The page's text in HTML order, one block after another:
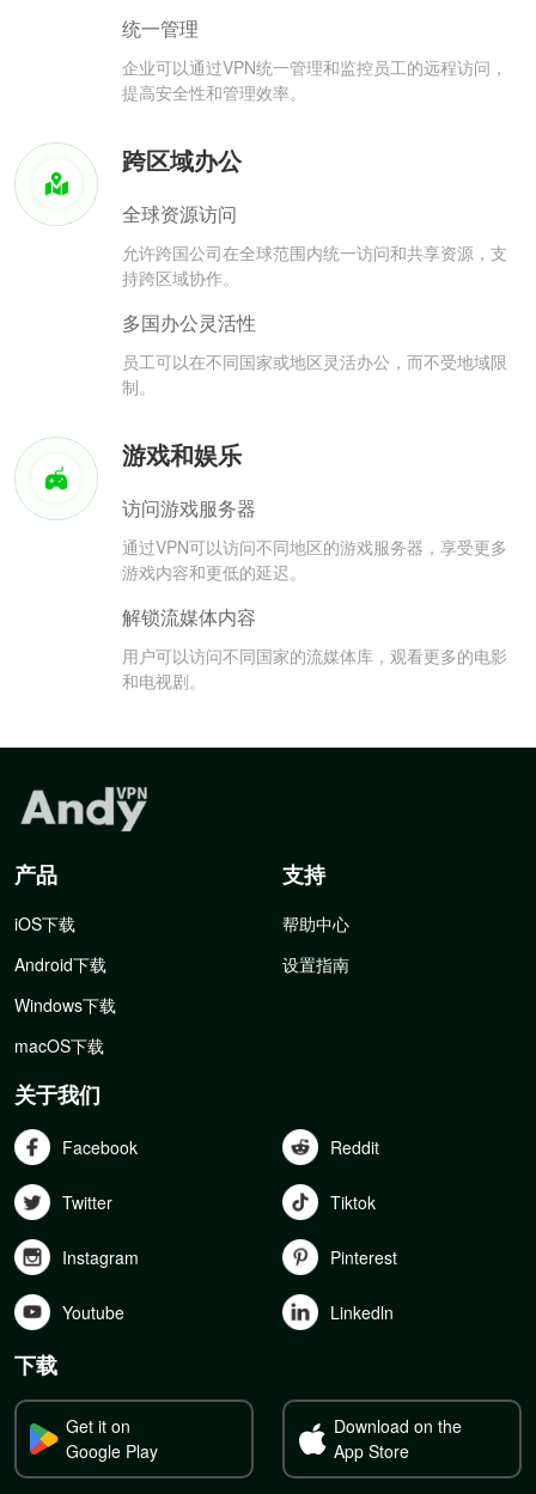
统一管理
企业可以通过VPN统一管理和监控员工的远程访问，
提高安全性和管理效率。
跨区域办公
全球资源访问
允许跨国公司在全球范围内统一访问和共享资源，支
持跨区域协作。
多国办公灵活性
员工可以在不同国家或地区灵活办公，而不受地域限
制。
游戏和娱乐
访问游戏服务器
通过VPN可以访问不同地区的游戏服务器，享受更多
游戏内容和更低的延迟。
解锁流媒体内容
用户可以访问不同国家的流媒体库，观看更多的电影
和电视剧。
产品
iOS下载
Android下载
Windows下载
macOS下载
支持
帮助中心
设置指南
关于我们
Facebook Reddit
Twitter Tiktok
Instagram Pinterest
Youtube Linkedln
下载
Get it on
Google Play
Download on the
App Store